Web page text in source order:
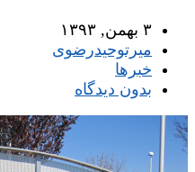
۳ بهمن, ۱۳۹۳
میر‌توحیدرضوی
خبرها
بدون دیدگاه